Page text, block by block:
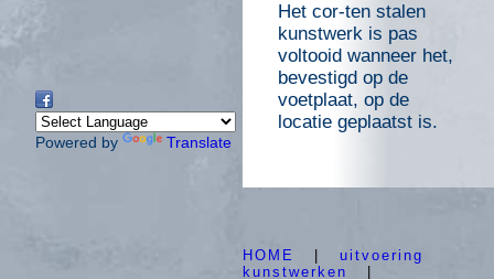
Powered by Translate
Het cor-ten stalen
kunstwerk is pas
voltooid wanneer het,
bevestigd op de
voetplaat, op de
locatie geplaatst is.
HOME
uitvoering
kunstwerken